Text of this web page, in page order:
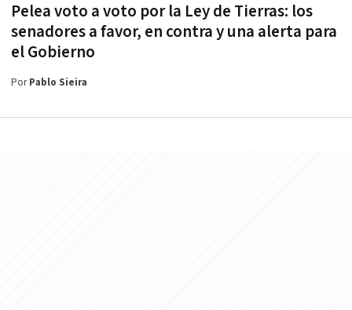
Pelea voto a voto por la Ley de Tierras: los
senadores a favor, en contra y una alerta para
el Gobierno
PorPablo Sieira